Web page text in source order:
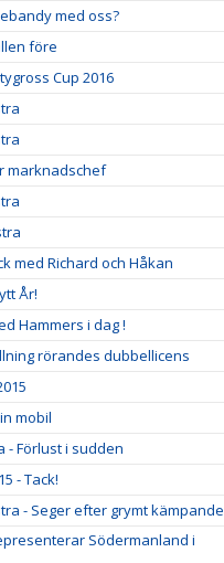
med oss?
före
Cup 2016
marknadschef
med Richard och Håkan
År!
Hammers i dag !
rörandes dubbellicens
mobil
- Förlust i sudden
- Tack!
- Seger efter grymt kämpande
Södermanland i